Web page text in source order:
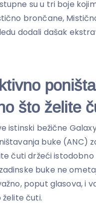
su u tri boje
brončane,
dodali dašak
što želite
istinski bežične
buke (ANC)
čuti držeći istodobno
buke ne
poput glasova, i
želite čuti.